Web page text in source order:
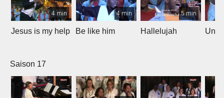
4 min
Jesus is my help
4 min
Be like him
5 min
Hallelujah Un
Saison 17